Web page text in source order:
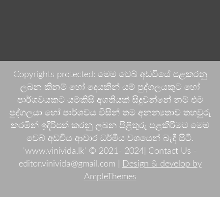
Copyrights protected: මෙම වෙබ් අඩවියේ පළකරනු
ලබන කිනම් හෝ දෙයකින් යම් පුද්ගලයකුට හෝ
පාර්ශවයකට යම්කිසි අගතියක් සිදුවන්නේ නම් එම
පුද්ගලයා හෝ පාර්ශවය විසින් තම අනන්‍යතාව තහවුරු
කරමින් ඉදිරිපත් කරනු ලබන පිළිතුරු පළකිරීමට මෙම
වෙබ් අඩවිය ආචාර ධර්මීය වශයෙන් බැඳී සිටී.
'www.vinivida.lk' © 2021- 2024| Contact Us -
editor.vinivida@gmail.com |
Design & develop by
AmpleThemes